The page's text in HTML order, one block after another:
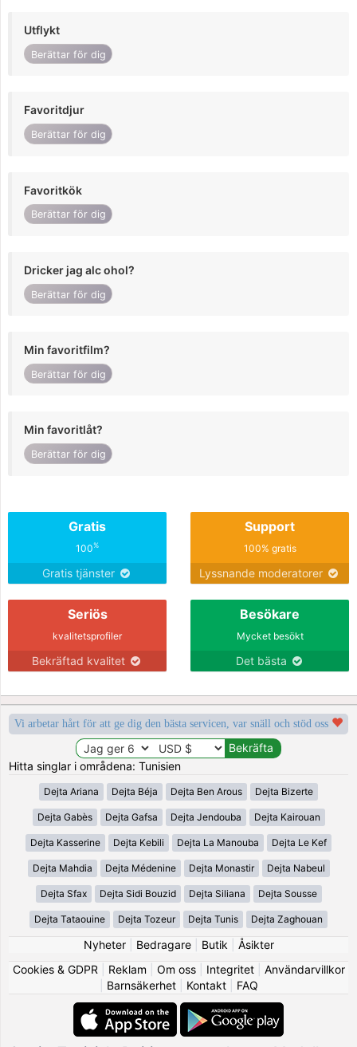
Utflykt
Berättar för dig
Favoritdjur
Berättar för dig
Favoritkök
Berättar för dig
Dricker jag alc ohol?
Berättar för dig
Min favoritfilm?
Berättar för dig
Min favoritlåt?
Berättar för dig
Gratis
100%
Gratis tjänster
Support
100% gratis
Lyssnande moderatorer
Seriös
kvalitetsprofiler
Bekräftad kvalitet
Besökare
Mycket besökt
Det bästa
Vi arbetar hårt för att ge dig den bästa servicen, var snäll och stöd oss
Hitta singlar i områdena: Tunisien
Dejta Ariana Dejta Béja Dejta Ben Arous Dejta Bizerte
Dejta Gabès Dejta Gafsa Dejta Jendouba Dejta Kairouan
Dejta Kasserine Dejta Kebili Dejta La Manouba Dejta Le Kef
Dejta Mahdia Dejta Médenine Dejta Monastir Dejta Nabeul
Dejta Sfax Dejta Sidi Bouzid Dejta Siliana Dejta Sousse
Dejta Tataouine Dejta Tozeur Dejta Tunis Dejta Zaghouan
Nyheter| Bedragare| Butik
Åsikter
Cookies & GDPR
Reklam Om oss| Integritet| Användarvillkor
Barnsäkerhet| Kontakt| FAQ